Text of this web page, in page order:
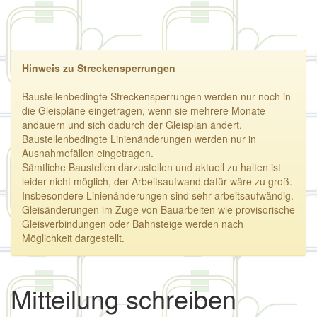
Hinweis zu Streckensperrungen
Baustellenbedingte Streckensperrungen werden nur noch in
die Gleispläne eingetragen, wenn sie mehrere Monate
andauern und sich dadurch der Gleisplan ändert.
Baustellenbedingte Linienänderungen werden nur in
Ausnahmefällen eingetragen.
Sämtliche Baustellen darzustellen und aktuell zu halten ist
leider nicht möglich, der Arbeitsaufwand dafür wäre zu groß.
Insbesondere Linienänderungen sind sehr arbeitsaufwändig.
Gleisänderungen im Zuge von Bauarbeiten wie provisorische
Gleisverbindungen oder Bahnsteige werden nach
Möglichkeit dargestellt.
Mitteilung schreiben